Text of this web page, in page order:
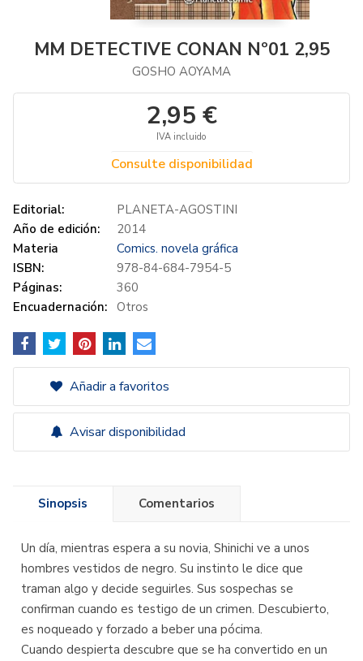
MM DETECTIVE CONAN Nº01 2,95
GOSHO AOYAMA
2,95 €
IVA incluido
Consulte disponibilidad
Editorial:
PLANETA-AGOSTINI
Año de edición:
2014
Materia
Comics. novela gráfica
ISBN:
978-84-684-7954-5
Páginas:
360
Encuadernación: Otros
Añadir a favoritos
Avisar disponibilidad
Sinopsis Comentarios
Un día, mientras espera a su novia, Shinichi ve a unos
hombres vestidos de negro. Su instinto le dice que
traman algo y decide seguirles. Sus sospechas se
confirman cuando es testigo de un crimen. Descubierto,
es noqueado y forzado a beber una pócima.
Cuando despierta descubre que se ha convertido en un